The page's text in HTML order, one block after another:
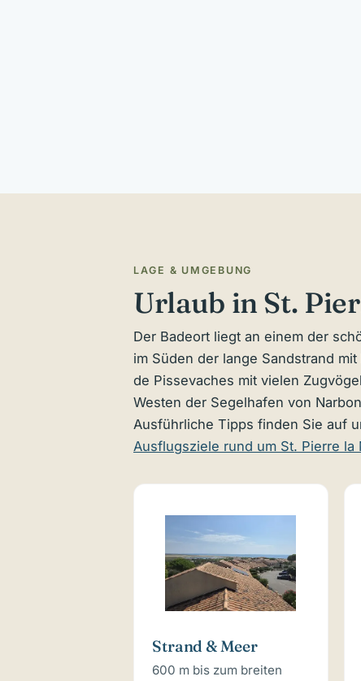
LAGE & UMGEBUNG
Urlaub in St.
Der Badeort liegt an einem der
im Süden der lange Sandstrand
de Pissevaches mit vielen
Westen der Segelhafen von
Ausführliche Tipps finden Sie auf
Ausflugsziele rund um St. Pierre la
Strand & Meer
600 m bis zum breiten